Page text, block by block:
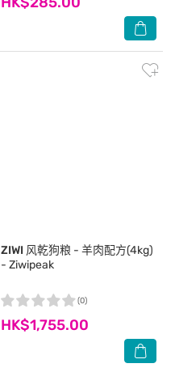
ZIWI 风乾狗粮 - 羊肉配方(4kg)
- Ziwipeak
HK$1,755.00
(0)